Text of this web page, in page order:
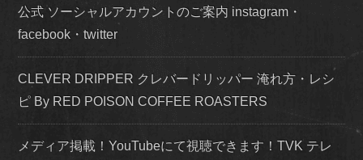
公式 ソーシャルアカウントのご案内 instagram・
facebook・twitter
CLEVER DRIPPER クレバードリッパー 淹れ方・レシ
ピ By RED POISON COFFEE ROASTERS
メディア掲載！YouTubeにて視聴できます！TVK テレ